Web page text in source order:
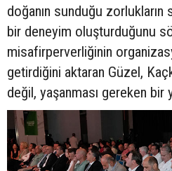
doğanın sunduğu
bir deneyim oluşturduğunu
misafirperverliğinin
getirdiğini aktaran Güzel,
değil, yaşanması gereken